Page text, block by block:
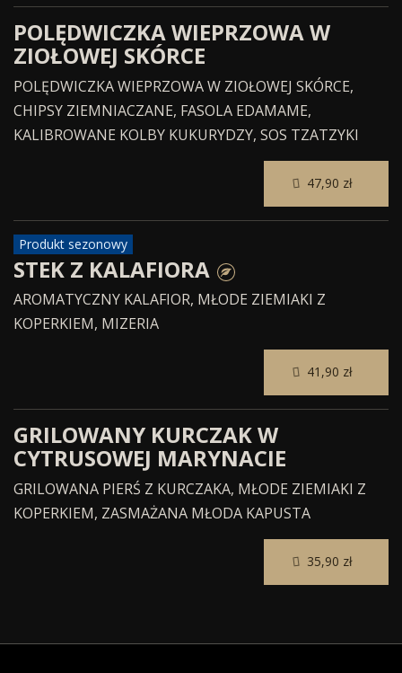
POLĘDWICZKA WIEPRZOWA W
ZIOŁOWEJ SKÓRCE
POLĘDWICZKA WIEPRZOWA W ZIOŁOWEJ SKÓRCE,
CHIPSY ZIEMNIACZANE, FASOLA EDAMAME,
KALIBROWANE KOLBY KUKURYDZY, SOS TZATZYKI
Produkt sezonowy
STEK Z KALAFIORA
AROMATYCZNY KALAFIOR, MŁODE ZIEMIAKI Z
KOPERKIEM, MIZERIA
GRILOWANY KURCZAK W
CYTRUSOWEJ MARYNACIE
GRILOWANA PIERŚ Z KURCZAKA, MŁODE ZIEMIAKI Z
KOPERKIEM, ZASMAŻANA MŁODA KAPUSTA